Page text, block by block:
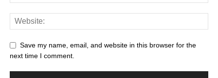
Save my name, email, and website in this browser for the
next time I comment.